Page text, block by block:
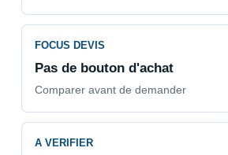
FOCUS DEVIS
Pas de bouton d'achat
Comparer avant de demander
A VERIFIER